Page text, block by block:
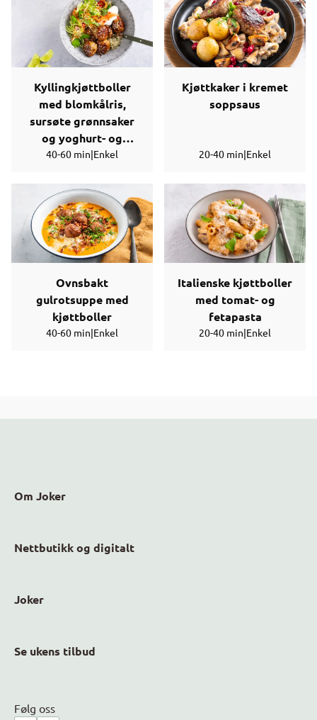
Kyllingkjøttboller
med blomkålris,
sursøte grønnsaker
og yoghurt- og
chilisaus
40-60 min|Enkel
Kjøttkaker i kremet
soppsaus
20-40 min|Enkel
Ovnsbakt
gulrotsuppe med
kjøttboller
40-60 min|Enkel
Italienske kjøttboller
med tomat- og
fetapasta
20-40 min|Enkel
Om Joker
Nettbutikk og digitalt
Joker
Se ukens tilbud
Følg oss